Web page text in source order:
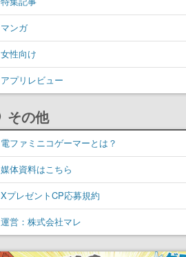
マンガ
女性向け
アプリレビュー
その他
電ファミニコゲーマーとは？
媒体資料はこちら
XプレゼントCP応募規約
運営：株式会社マレ